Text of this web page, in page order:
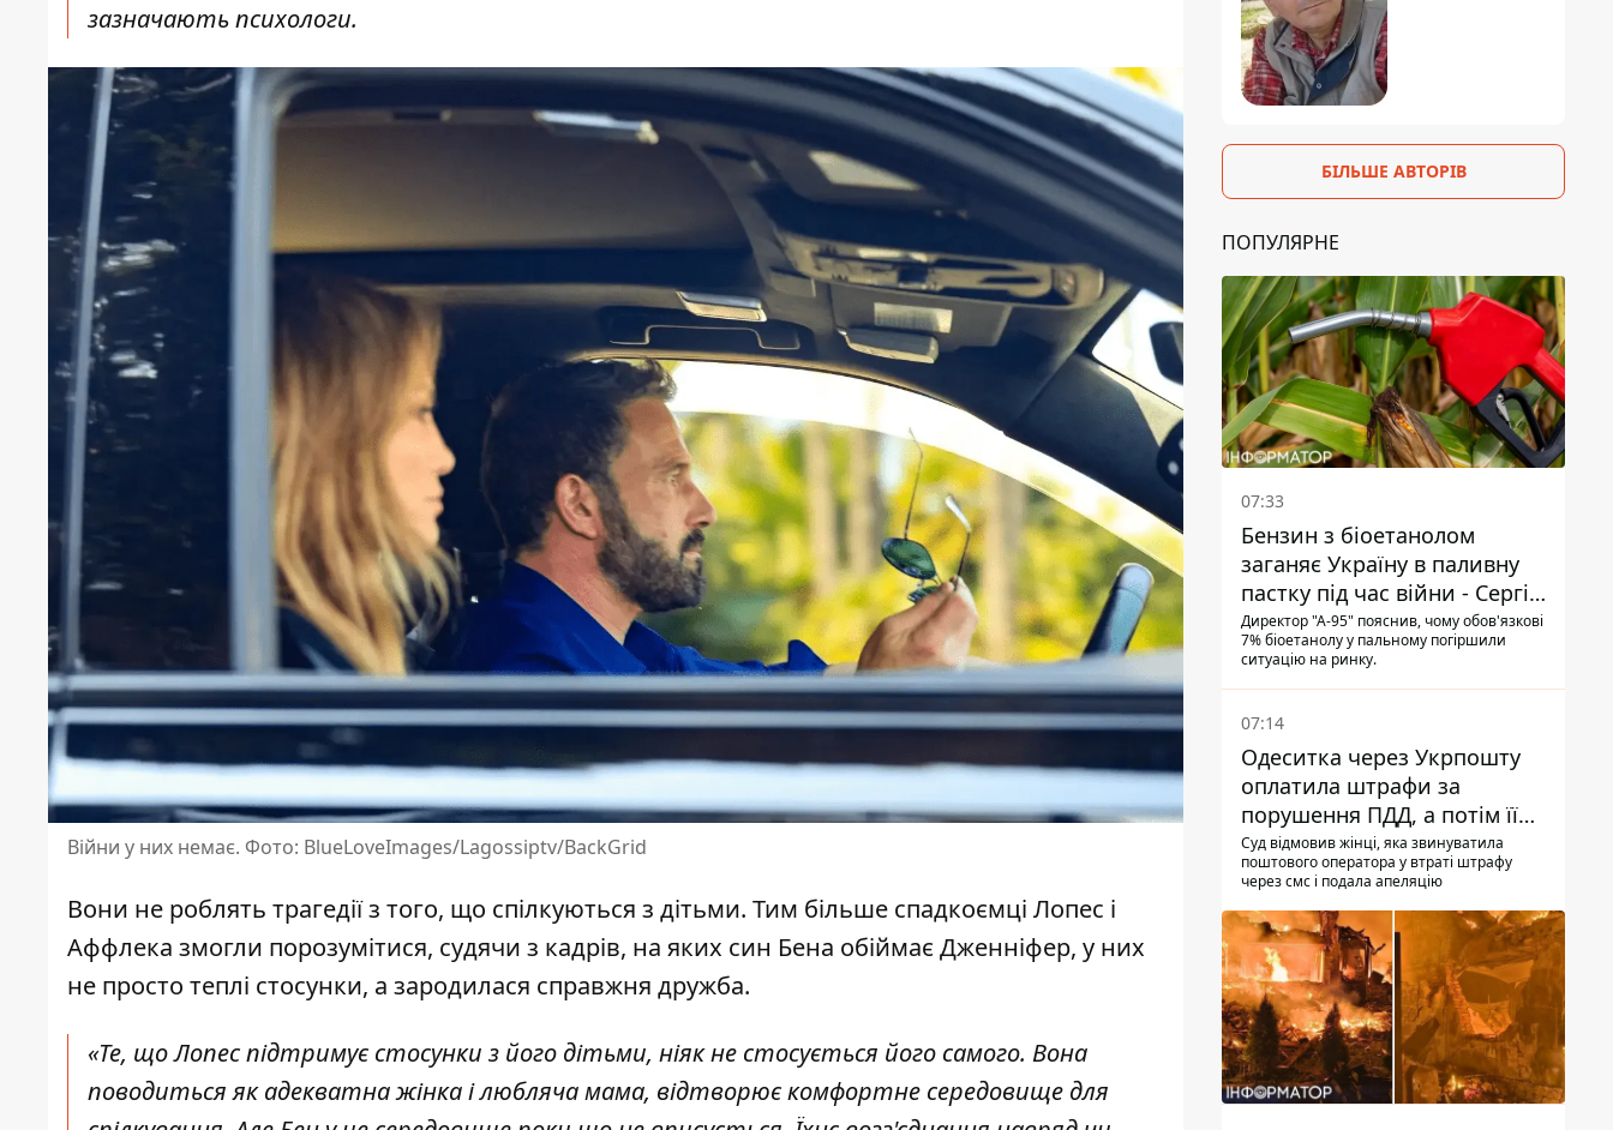
зазначають психологи.
Війни у них немає. Фото: BlueLoveImages/Lagossiptv/BackGrid
Вони не роблять трагедії з того, що спілкуються з дітьми. Тим більше спадкоємці Лопес і
Аффлека змогли порозумітися, судячи з кадрів, на яких син Бена обіймає Дженніфер, у них
не просто теплі стосунки, а зародилася справжня дружба.
«Те, що Лопес підтримує стосунки з його дітьми, ніяк не стосується його самого. Вона
поводиться як адекватна жінка і любляча мама, відтворює комфортне середовище для
БІЛЬШЕ АВТОРІВ
ПОПУЛЯРНЕ
07:33
Бензин з біоетанолом
заганяє Україну в паливну
пастку під час війни - Сергій
Куюн
Директор "А-95" пояснив, чому обов'язкові
7% біоетанолу у пальному погіршили
ситуацію на ринку.
07:14
Одеситка через Укрпошту
оплатила штрафи за
порушення ПДД, а потім її
рахунки заблокували - в
чому причина і що вирішив
Суд відмовив жінці, яка звинуватила
поштового оператора у втраті штрафу
через смс і подала апеляцію